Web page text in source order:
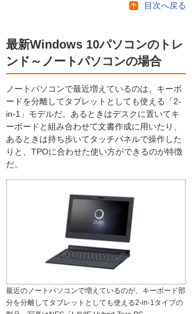
目次へ戻る
最新Windows 10パソコンのトレ
ンド～ノートパソコンの場合
ノートパソコンで最近増えているのは、キーボ
ードを分離してタブレットとしても使える「2-
in-1」モデルだ。あるときはデスクに置いてキ
ーボードと組み合わせて文書作成に用いたり、
あるときは持ち歩いてタッチパネルで操作した
りと、TPOに合わせた使い方ができるのが特徴
だ。
最近のノートパソコンで増えているのが、キーボード部
分を分離してタブレットとしても使える2-in-1タイプの